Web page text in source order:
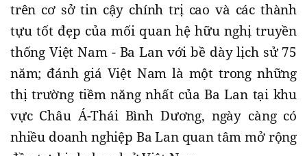
trên cơ sở tin cậy chính trị cao và các thành
tựu tốt đẹp của mối quan hệ hữu nghị truyền
thống Việt Nam - Ba Lan với bề dày lịch sử 75
năm; đánh giá Việt Nam là một trong những
thị trường tiềm năng nhất của Ba Lan tại khu
vực Châu Á-Thái Bình Dương, ngày càng có
nhiều doanh nghiệp Ba Lan quan tâm mở rộng